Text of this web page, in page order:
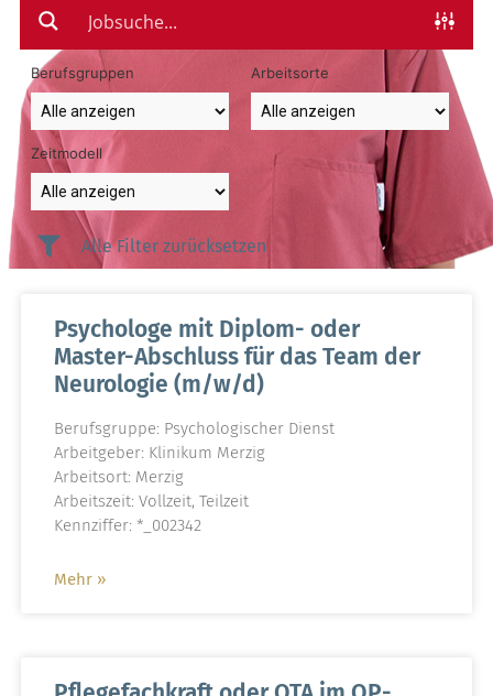
Berufsgruppen Arbeitsorte
Zeitmodell
Alle Filter zurücksetzen
Psychologe mit Diplom- oder
Master-Abschluss für das Team der
Neurologie (m/w/d)
Berufsgruppe: Psychologischer Dienst
Arbeitgeber: Klinikum Merzig
Arbeitsort: Merzig
Arbeitszeit: Vollzeit, Teilzeit
Kennziffer: *_002342
Mehr »